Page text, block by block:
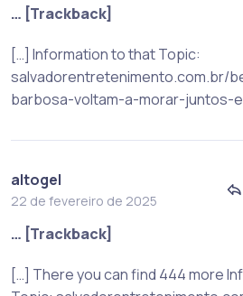
… [Trackback]
[…] Information to that Topic:
salvadorentretenimento.com.br/
barbosa-voltam-a-morar-juntos-
altogel
22 de fevereiro de 2025
… [Trackback]
[…] There you can find 444 more